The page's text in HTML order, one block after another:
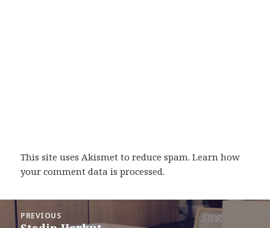
This site uses Akismet to reduce spam.Learn how
your comment data is processed.
Post
navigation
PREVIOUS